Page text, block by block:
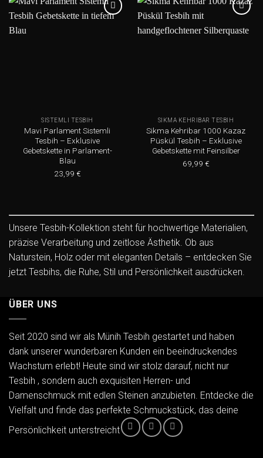
SISTEMLI TESBIH
Mavi Parlament Sistemli
Tesbih – Exklusive
Gebetskette in Parlament-
Blau
23,99 €
wishlist
SIKMA KEHRIBAR TESBIH
Sikma Kehribar 1000 Kazaz
Püskül Tesbih – Exklusive
Gebetskette mit Feinsilber
69,99 €
Unsere Tesbih-Kollektion steht für hochwertige Materialien,
präzise Verarbeitung und zeitlose Ästhetik. Ob aus
Naturstein, Holz oder mit eleganten Details – entdecken Sie
jetzt Tesbihs, die Ruhe, Stil und Persönlichkeit ausdrücken.
ÜBER UNS
Seit 2020 sind wir als Münih Tesbih gestartet und haben
dank unserer wunderbaren Kunden ein beeindruckendes
Wachstum erlebt! Heute sind wir stolz darauf, nicht nur
Tesbih , sondern auch exquisiten Herren- und
Damenschmuck mit edlen Steinen anzubieten. Entdecke die
Vielfalt und finde das perfekte Schmuckstück, das deine
Persönlichkeit unterstreicht